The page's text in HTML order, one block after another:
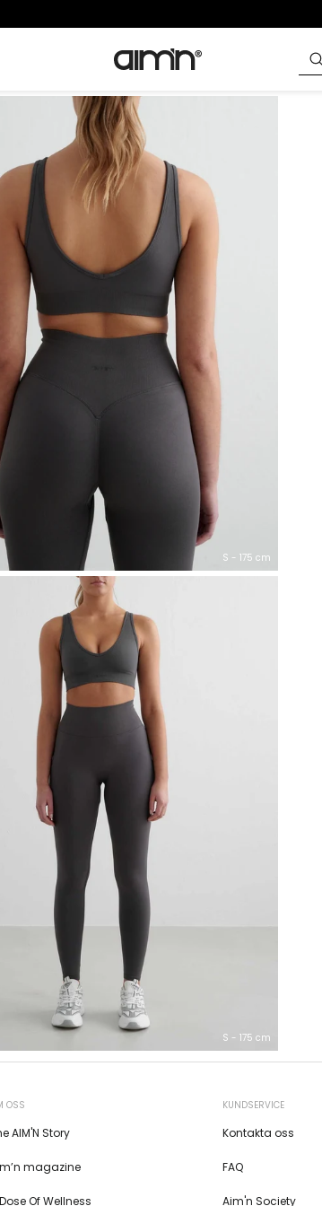
S - 175 cm
S - 175 cm
OSS
AIM'N Story
magazine
Of Wellness
KUNDSERVICE
Kontakta oss
FAQ
Aim'n Society